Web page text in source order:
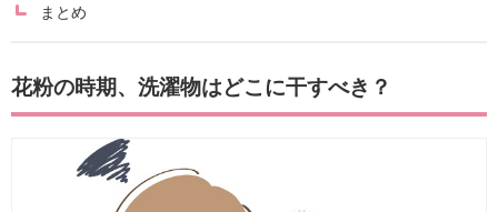
まとめ
花粉の時期、洗濯物はどこに干すべき？